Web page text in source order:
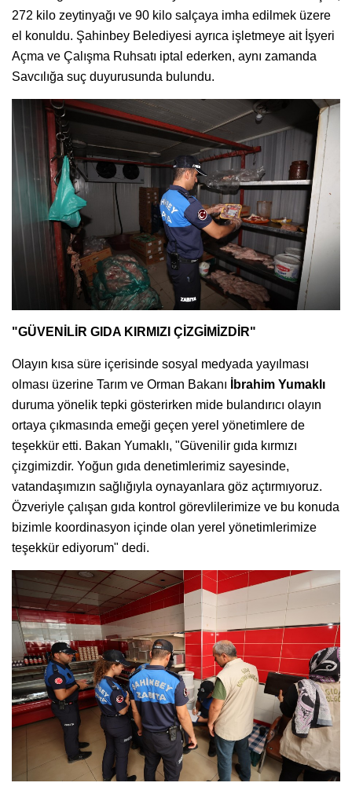
272 kilo zeytinyağı ve 90 kilo salçaya imha edilmek üzere
el konuldu. Şahinbey Belediyesi ayrıca işletmeye ait İşyeri
Açma ve Çalışma Ruhsatı iptal ederken, aynı zamanda
Savcılığa suç duyurusunda bulundu.
"GÜVENİLİR GIDA KIRMIZI ÇİZGİMİZDİR"
Olayın kısa süre içerisinde sosyal medyada yayılması
olması üzerine Tarım ve Orman Bakanı İbrahim Yumaklı
duruma yönelik tepki gösterirken mide bulandırıcı olayın
ortaya çıkmasında emeği geçen yerel yönetimlere de
teşekkür etti. Bakan Yumaklı, "Güvenilir gıda kırmızı
çizgimizdir. Yoğun gıda denetimlerimiz sayesinde,
vatandaşımızın sağlığıyla oynayanlara göz açtırmıyoruz.
Özveriyle çalışan gıda kontrol görevlilerimize ve bu konuda
bizimle koordinasyon içinde olan yerel yönetimlerimize
teşekkür ediyorum" dedi.